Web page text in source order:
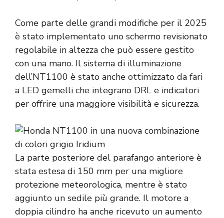
Come parte delle grandi modifiche per il 2025
è stato implementato uno schermo revisionato
regolabile in altezza che può essere gestito
con una mano. Il sistema di illuminazione
dell’NT1100 è stato anche ottimizzato da fari
a LED gemelli che integrano DRL e indicatori
per offrire una maggiore visibilità e sicurezza.
La parte posteriore del parafango anteriore è
stata estesa di 150 mm per una migliore
protezione meteorologica, mentre è stato
aggiunto un sedile più grande. Il motore a
doppia cilindro ha anche ricevuto un aumento